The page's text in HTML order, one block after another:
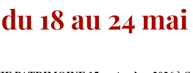
18 au 24